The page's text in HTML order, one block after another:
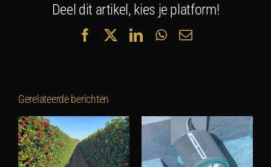
Deel dit artikel, kies je platform!
FacebookLinkedInWhatsApp
E-
Gerelateerde berichten